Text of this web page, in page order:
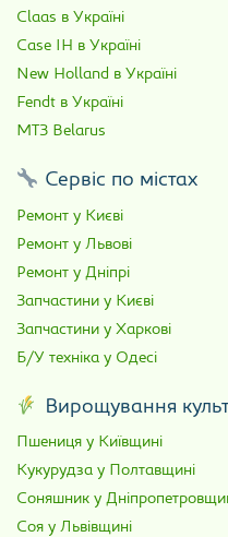
Claas в Україні
Case IH в Україні
New Holland в Україні
Fendt в Україні
МТЗ Belarus
Сервіс по містах
Ремонт у Києві
Ремонт у Львові
Ремонт у Дніпрі
Запчастини у Києві
Запчастини у Харкові
Б/У техніка у Одесі
Вирощування
Пшениця у Київщині
Кукурудза у Полтавщині
Соняшник у
Соя у Львівщині